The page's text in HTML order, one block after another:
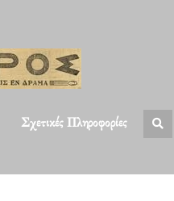
Σχετικές Πληροφορίες